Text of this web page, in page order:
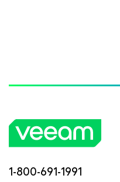
1-800-691-1991